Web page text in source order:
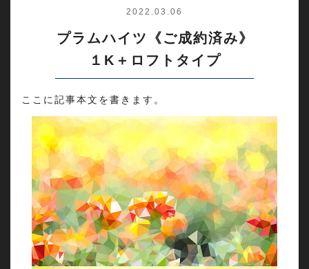
2022.03.06
プラムハイツ《ご成約済み》
１K＋ロフトタイプ
ここに記事本文を書きます。